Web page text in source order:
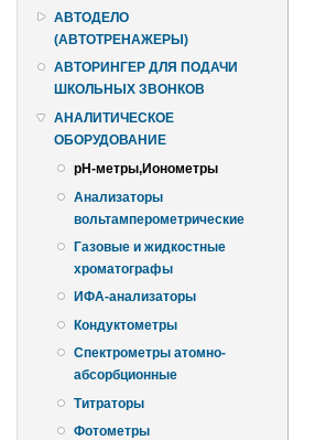
АВТОДЕЛО
(АВТОТРЕНАЖЕРЫ)
АВТОРИНГЕР ДЛЯ ПОДАЧИ
ШКОЛЬНЫХ ЗВОНКОВ
АНАЛИТИЧЕСКОЕ
ОБОРУДОВАНИЕ
pH-метры,Ионометры
Анализаторы
вольтамперометрические
Газовые и жидкостные
хроматографы
ИФА-анализаторы
Кондуктометры
Спектрометры атомно-
абсорбционные
Титраторы
Фотометры